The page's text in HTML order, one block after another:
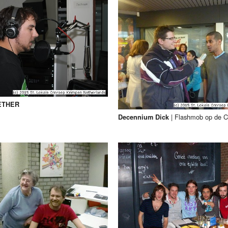
Decennium Dick | Flashmob op de